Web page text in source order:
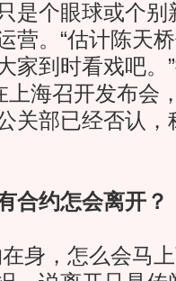
是个眼球或个别
营。“估计陈天
家到时看戏吧。
海召开发布会
关部已经否认，
合约怎会离开？
，怎么会马上